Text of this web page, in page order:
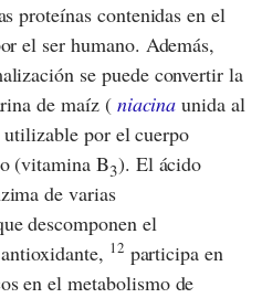
proteínas contenidas en el
el ser humano. Además,
se puede convertir la
de maíz ( niacina unida al
por el cuerpo
(vitamina B3). El ácido
de varias
descomponen el
12 participa en
en el metabolismo de